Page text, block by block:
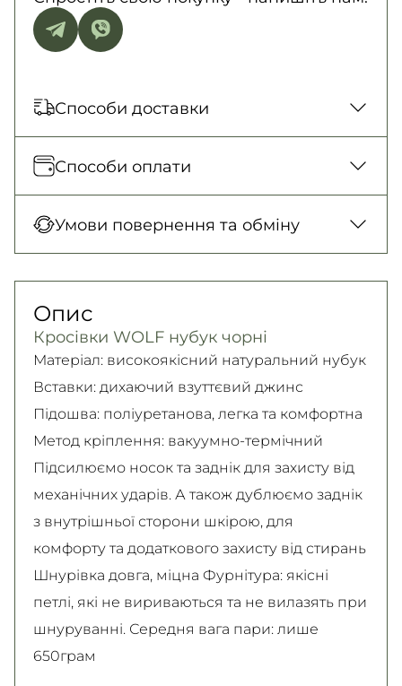
Способи доставки
Відправка кожного дня. Післяплата тільки
на замовлення від 500 грн
150 грн. / 1-2 дні
300 грн. / 1-2 дні
Самовивіз
Безкоштовно
Детальніше
Способи оплати
карткою у відділенні, Безготівковими для
Детальніше
Умови повернення та обміну
Детально про умови повернення та обміну
читайте на
Опис
Кросівки WOLF нубук чорні
Матеріал: високоякісний натуральний нубук
Вставки: дихаючий взуттєвий джинс
Підошва: поліуретанова, легка та комфортна
Метод кріплення: вакуумно-термічний
Підсилюємо носок та заднік для захисту від
механічних ударів. А також дублюємо заднік
з внутрішньої сторони шкірою, для
комфорту та додаткового захисту від стирань
Шнурівка довга, міцна Фурнітура: якісні
петлі, які не вириваються та не вилазять при
шнуруванні. Середня вага пари: лише
650грам